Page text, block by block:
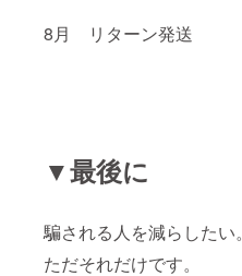
8月 リターン発送
▼最後に
騙される人を減らしたい。
ただそれだけです。